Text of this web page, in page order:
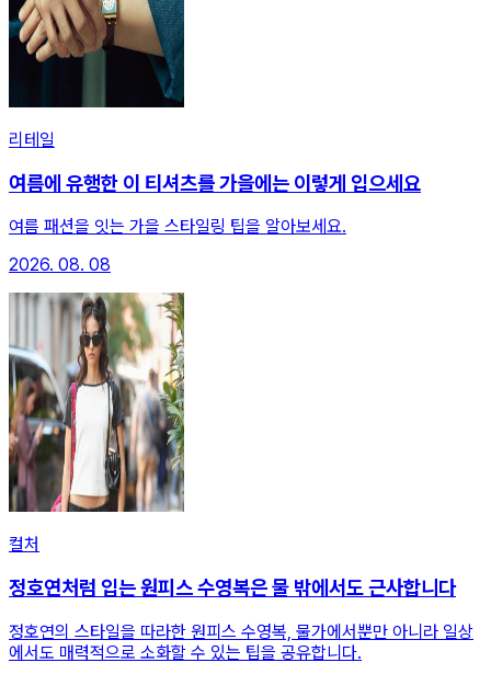
리테일
여름에 유행한 이 티셔츠를 가을에는 이렇게 입으세요
여름 패션을 잇는 가을 스타일링 팁을 알아보세요.
2026. 08. 08
컬처
정호연처럼 입는 원피스 수영복은 물 밖에서도 근사합니다
정호연의 스타일을 따라한 원피스 수영복, 물가에서뿐만 아니라 일상
에서도 매력적으로 소화할 수 있는 팁을 공유합니다.